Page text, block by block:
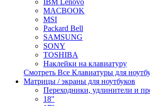
IBM Lenovo
MACBOOK
MSI
Packard Bell
SAMSUNG
SONY
TOSHIBA
Наклейки на клавиатуру
Смотреть Все Клавиатуры для
Матрицы / экраны для ноутбуков
Переходники, удлинители и
18"